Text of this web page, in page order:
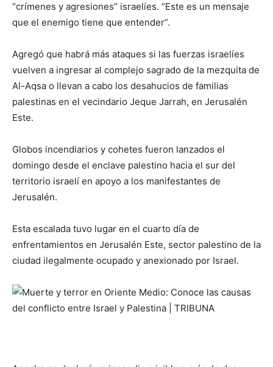
“crímenes y agresiones” israelíes. “Este es un mensaje
que el enemigo tiene que entender”.
Agregó que habrá más ataques si las fuerzas israelíes
vuelven a ingresar al complejo sagrado de la mezquita de
Al-Aqsa o llevan a cabo los desahucios de familias
palestinas en el vecindario Jeque Jarrah, en Jerusalén
Este.
Globos incendiarios y cohetes fueron lanzados el
domingo desde el enclave palestino hacia el sur del
territorio israelí en apoyo a los manifestantes de
Jerusalén.
Esta escalada tuvo lugar en el cuarto día de
enfrentamientos en Jerusalén Este, sector palestino de la
ciudad ilegalmente ocupado y anexionado por Israel.